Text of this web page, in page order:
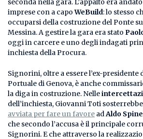
imprese con a capoWeBuild: lo stesso
occuparsi della costruzione del Ponte
Messina. A gestire la gara era stato
oggi in carcere e uno degli indagati
inchiesta della Procura.
Signorini, oltre a essere l’ex-presidente
Portuale di Genova, è anche
la diga in costruzione. Nelle
dell’inchiesta, Giovanni Toti
avviata per fare un favore ad Aldo
che secondo l’accusa è il principale
Signorini. E che attraverso la